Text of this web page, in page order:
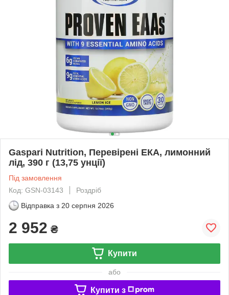
Gaspari Nutrition, Перевірені ЕКА, лимонний
лід, 390 г (13,75 унції)
Під замовлення
Код: GSN-03143
Роздріб
Відправка з 20 серпня 2026
2 952 ₴
Купити
або
Купити з